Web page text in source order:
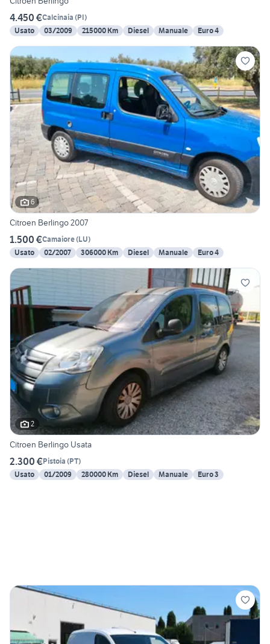
4.450 €Calcinaia (PI)
Usato
03/2009 215000 Km Diesel Manuale Euro 4
6
Citroen Berlingo 2007
1.500 €Camaiore(LU)
Usato
02/2007 306000 Km Diesel Manuale Euro 4
2
Citroen Berlingo Usata
2.300 €Pistoia (PT)
Usato
01/2009 280000 Km Diesel Manuale Euro 3